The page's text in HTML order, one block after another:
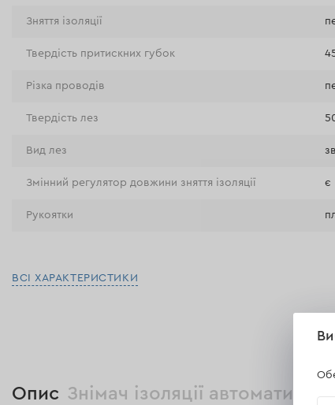
Зняття ізоляції
Твердість притискних губок
Різка проводів
Твердість лез
Вид лез
Змінний регулятор довжини зняття ізоляції є
Рукоятки
ВСІ ХАРАКТЕРИСТИКИ
Опис Знімач ізоляції